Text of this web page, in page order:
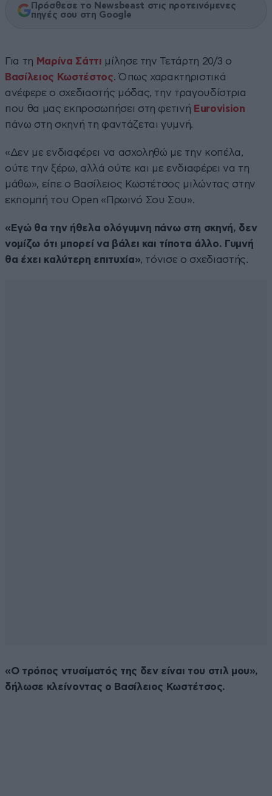
Πρόσθεσε το Newsbeast στις προτεινόμενες
πηγές σου στη Google
Για τη Μαρίνα Σάττι μίλησε την Τετάρτη 20/3 ο
Βασίλειος Κωστέστος. Όπως χαρακτηριστικά
ανέφερε ο σχεδιαστής μόδας, την τραγουδίστρια
που θα μας εκπροσωπήσει στη φετινή Eurovision
πάνω στη σκηνή τη φαντάζεται γυμνή.
«Δεν με ενδιαφέρει να ασχοληθώ με την κοπέλα,
ούτε την ξέρω, αλλά ούτε και με ενδιαφέρει να τη
μάθω», είπε ο Βασίλειος Κωστέτσος μιλώντας στην
εκπομπή του Open «Πρωινό Σου Σου».
«Εγώ θα την ήθελα ολόγυμνη πάνω στη σκηνή, δεν
νομίζω ότι μπορεί να βάλει και τίποτα άλλο. Γυμνή
θα έχει καλύτερη επιτυχία», τόνισε ο σχεδιαστής.
«Ο τρόπος ντυσίματός της δεν είναι του στιλ μου»,
δήλωσε κλείνοντας ο Βασίλειος Κωστέτσος.